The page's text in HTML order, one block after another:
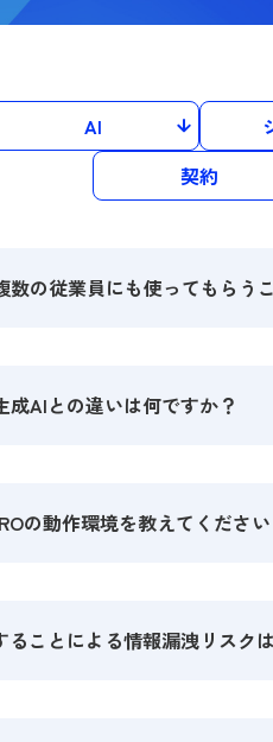
AI
契約
数の従業員にも使ってもらう
成AIとの違いは何ですか？
答を提供
の動作環境を教えてください
ることによる情報漏洩リスク